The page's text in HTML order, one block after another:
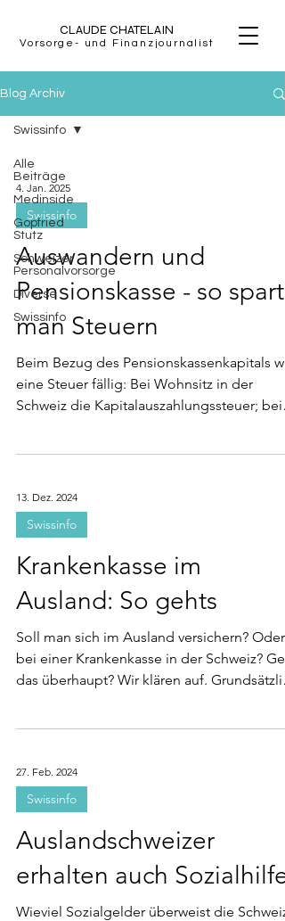
CLAUDE CHATELAIN
Vorsorge- und Finanzjournalist
Blog Archiv
Alle
Beiträge
Medinside
Gopfried
Stutz
Schweizer
Personalvorsorge
Diverse
Swissinfo
Swissinfo
4. Jan. 2025
Swissinfo
Auswandern und
Pensionskasse - so spart
man Steuern
Beim Bezug des Pensionskassenkapitals
eine Steuer fällig: Bei Wohnsitz in der
Schweiz die Kapitalauszahlungssteuer; bei
13. Dez. 2024
Swissinfo
Krankenkasse im
Ausland: So gehts
Soll man sich im Ausland versichern? Oder
bei einer Krankenkasse in der Schweiz?
das überhaupt? Wir klären auf. Grundsätzlich
27. Feb. 2024
Swissinfo
Auslandschweizer
erhalten auch Sozialhilfe
Wieviel Sozialgelder überweist die Schweiz